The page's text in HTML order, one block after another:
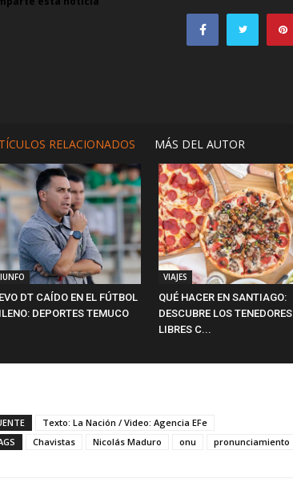
RELACIONADOS MÁS DEL AUTOR
DT CAÍDO EN EL FÚTBOL
DEPORTES TEMUCO
VIAJES
QUÉ HACER EN SANTIAGO:
DESCUBRE LOS TENEDORES
LIBRES C...
Texto: La Nación / Video: Agencia EFe
Chavistas Nicolás Maduro onu pronunciamiento